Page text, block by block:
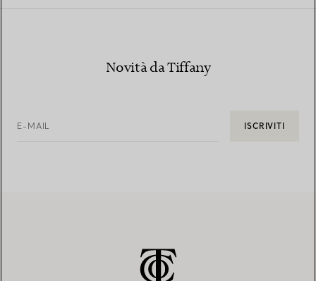
Novità da Tiffany
E-MAIL ISCRIVITI